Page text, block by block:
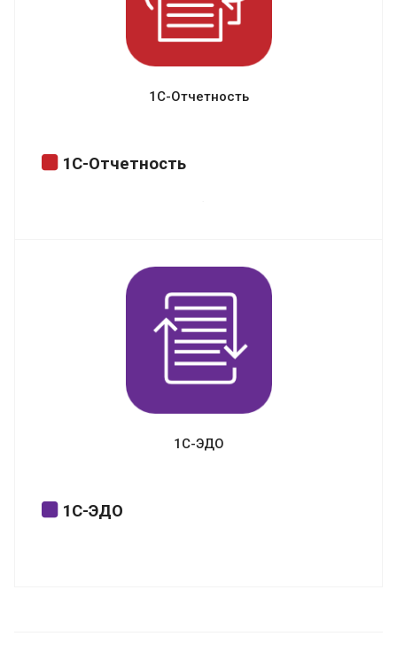
1С-Отчетность
1С-Отчетность
программ «1С», а также поддержка
других видов электронного
документооборота.
1С-ЭДО
1С-ЭДО